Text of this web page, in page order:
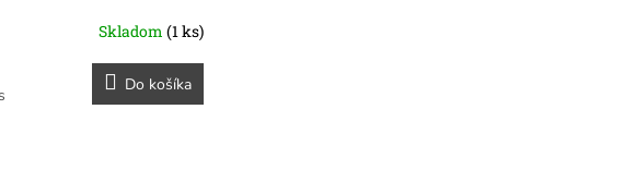
A
R
M
Skladom (1 ks)
Do košíka